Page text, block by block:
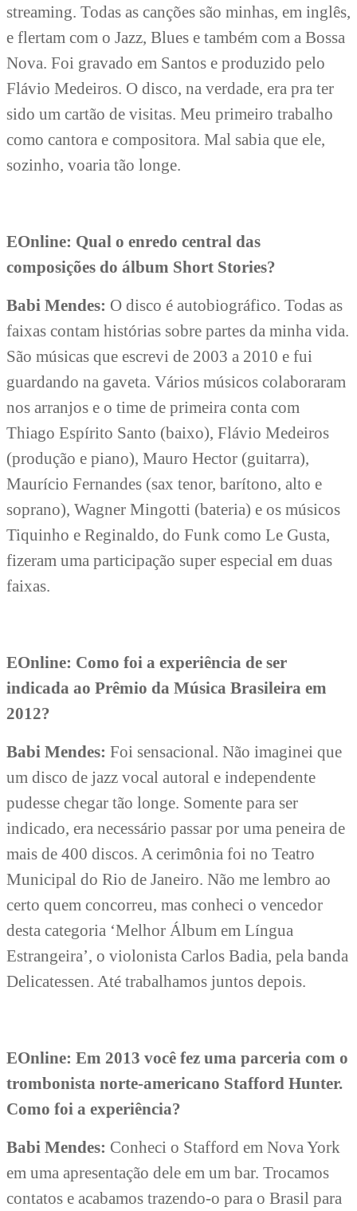
streaming. Todas as canções são minhas, em inglês,
e flertam com o Jazz, Blues e também com a Bossa
Nova. Foi gravado em Santos e produzido pelo
Flávio Medeiros. O disco, na verdade, era pra ter
sido um cartão de visitas. Meu primeiro trabalho
como cantora e compositora. Mal sabia que ele,
sozinho, voaria tão longe.
EOnline: Qual o enredo central das
composições do álbum Short Stories?
Babi Mendes: O disco é autobiográfico. Todas as
faixas contam histórias sobre partes da minha vida.
São músicas que escrevi de 2003 a 2010 e fui
guardando na gaveta. Vários músicos colaboraram
nos arranjos e o time de primeira conta com
Thiago Espírito Santo (baixo), Flávio Medeiros
(produção e piano), Mauro Hector (guitarra),
Maurício Fernandes (sax tenor, barítono, alto e
soprano), Wagner Mingotti (bateria) e os músicos
Tiquinho e Reginaldo, do Funk como Le Gusta,
fizeram uma participação super especial em duas
faixas.
EOnline: Como foi a experiência de ser
indicada ao Prêmio da Música Brasileira em
2012?
Babi Mendes: Foi sensacional. Não imaginei que
um disco de jazz vocal autoral e independente
pudesse chegar tão longe. Somente para ser
indicado, era necessário passar por uma peneira de
mais de 400 discos. A cerimônia foi no Teatro
Municipal do Rio de Janeiro. Não me lembro ao
certo quem concorreu, mas conheci o vencedor
desta categoria ‘Melhor Álbum em Língua
Estrangeira’, o violonista Carlos Badia, pela banda
Delicatessen. Até trabalhamos juntos depois.
EOnline: Em 2013 você fez uma parceria com o
trombonista norte-americano Stafford Hunter.
Como foi a experiência?
Babi Mendes: Conheci o Stafford em Nova York
em uma apresentação dele em um bar. Trocamos
contatos e acabamos trazendo-o para o Brasil para